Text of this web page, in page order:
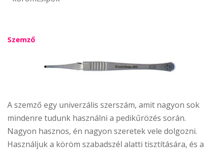
Szemző
A szemző egy univerzális szerszám, amit nagyon sok
mindenre tudunk használni a pedikűrözés során.
Nagyon hasznos, én nagyon szeretek vele dolgozni.
Használjuk a köröm szabadszél alatti tisztítására, és a